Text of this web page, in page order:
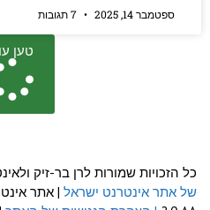
ספטמבר 14, 2025
טען
כל הזכויות שמורות לרן בר-זיק
של אתר אינטרנט ישראל